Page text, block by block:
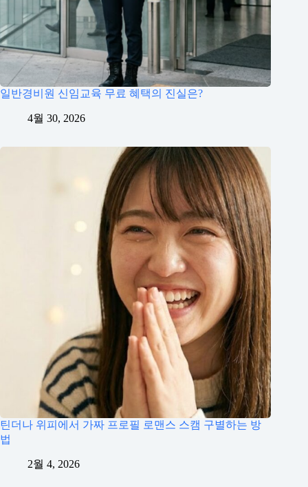
일반경비원 신임교육 무료 혜택의 진실은?
4월 30, 2026
틴더나 위피에서 가짜 프로필 로맨스 스캠 구별하는 방
법
2월 4, 2026